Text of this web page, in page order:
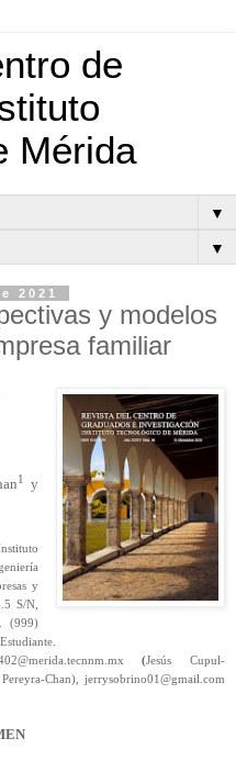
de
Mérida
▼
▼
2021
y modelos
familiar
1 y
y
S/N,
(999)
Estudiante.
(Jesús Cupul-
Chan), jerrysobrino01@gmail.com